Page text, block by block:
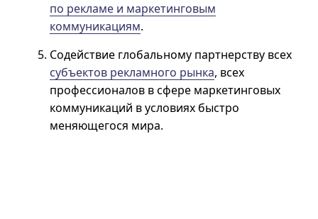
по рекламе и маркетинговым
коммуникациям.
Содействие глобальному партнерству всех
субъектов рекламного рынка, всех
профессионалов в сфере маркетинговых
коммуникаций в условиях быстро
меняющегося мира.